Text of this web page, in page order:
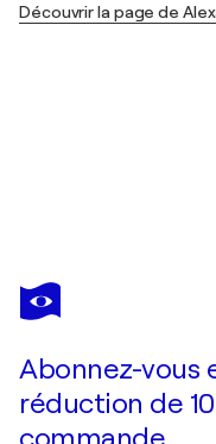
Découvrir la page de
ALEXANDER CALDER
Balloons
Abonnez-vous
réduction de